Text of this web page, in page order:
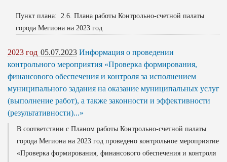
Пункт плана: 2.6. Плана работы Контрольно-счетной палаты
города Мегиона на 2023 год
2023 год 05.07.2023 Информация о проведении
контрольного мероприятия «Проверка формирования,
финансового обеспечения и контроля за исполнением
муниципального задания на оказание муниципальных услуг
(выполнение работ), а также законности и эффективности
(результативности)...»
В соответствии с Планом работы Контрольно-счетной палаты
города Мегиона на 2023 год проведено контрольное мероприятие
«Проверка формирования, финансового обеспечения и контроля